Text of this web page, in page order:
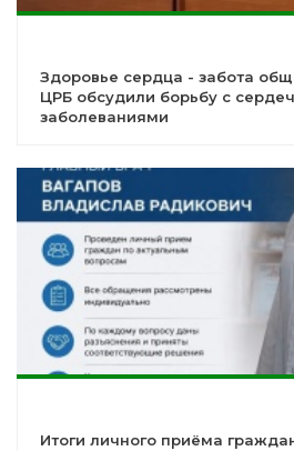
Здоровье сердца - забота
ЦРБ обсудили борьбу с
заболеваниями
Итоги личного приёма